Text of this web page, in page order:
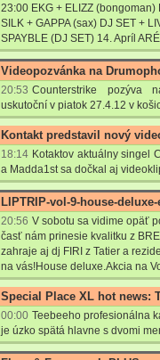
23:00 EKG + ELIZZ (bongoman)
SILK + GAPPA (sax) DJ SET +
SPAYBLE (DJ SET) 14. Apríl
Videopozvánka na
20:53 Counterstrike pozýva
uskutoční v piatok 27.4.12 v
Kontakt predstavil nový
18:14 Kotaktov aktuálny singel
a Madda1st sa dočkal aj
LIPTRIP-vol-9-house-
20:56 V sobotu sa vidime opäť
časť nám prinesie kvalitku z
zahraje aj dj FIRI z Tatier a
na vás!House deluxe.Akcia na
Special Place XL hot news:
00:00 Teebeeho profesionálna
je úzko spätá hlavne s dvomi